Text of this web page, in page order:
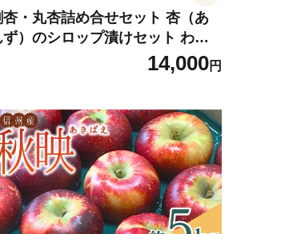
杏・丸杏詰め合せセット 杏（あ
ず）のシロップ漬けセット わり
14,000円